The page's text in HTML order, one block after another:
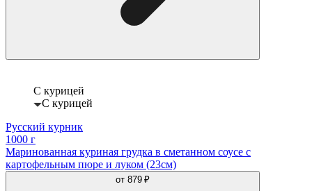
С курицей
С курицей
Русский курник
1000 г
Маринованная куриная грудка в сметанном соусе с
картофельным пюре и луком (23см)
от 879 ₽